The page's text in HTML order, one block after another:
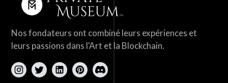
Nos fondateurs ont combiné leurs expériences et
leurs passions dans l'Art et la Blockchain.